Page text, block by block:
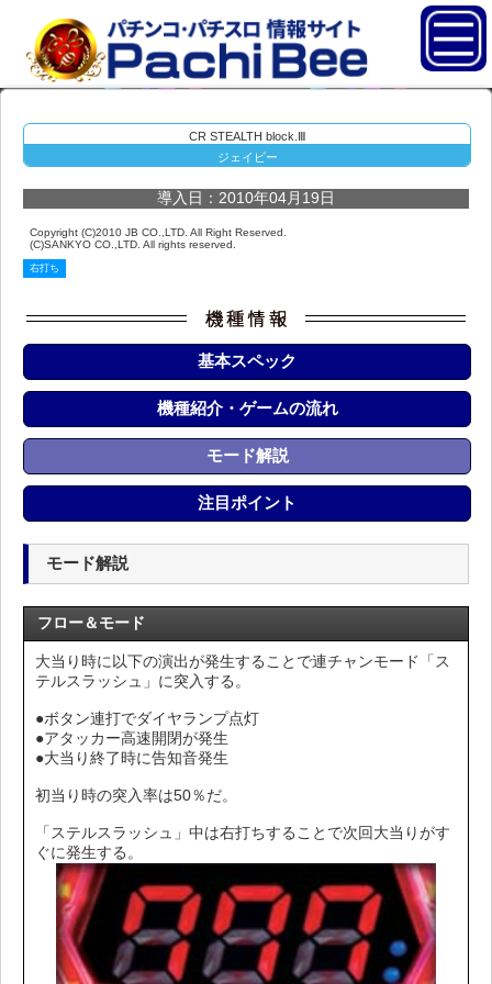
CR STEALTH block.Ⅲ
ジェイビー
導入日：2010年04月19日
Copyright (C)2010 JB CO.,LTD. All Right Reserved.
(C)SANKYO CO.,LTD. All rights reserved.
右打ち
基本スペック
機種紹介・ゲームの流れ
モード解説
注目ポイント
モード解説
フロー＆モード
大当り時に以下の演出が発生することで連チャンモード「ス
テルスラッシュ」に突入する。
●ボタン連打でダイヤランプ点灯
●アタッカー高速開閉が発生
●大当り終了時に告知音発生
初当り時の突入率は50％だ。
「ステルスラッシュ」中は右打ちすることで次回大当りがす
ぐに発生する。